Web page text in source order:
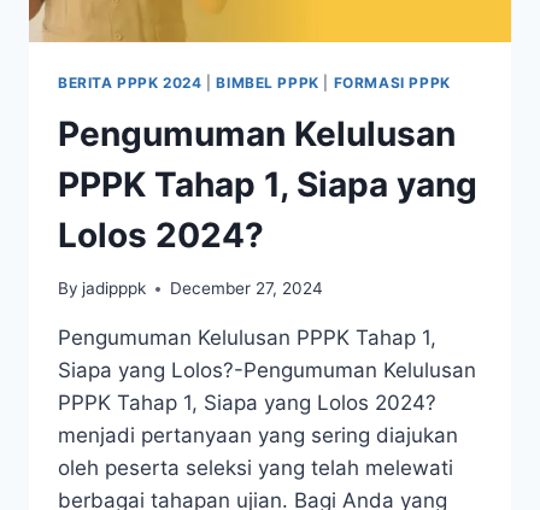
BERITA PPPK 2024 |BIMBEL PPPK FORMASI PPPK
Pengumuman Kelulusan
PPPK Tahap 1, Siapa yang
Lolos 2024?
By jadipppk December 27, 2024
Pengumuman Kelulusan PPPK Tahap 1,
Siapa yang Lolos?-Pengumuman Kelulusan
PPPK Tahap 1, Siapa yang Lolos 2024?
menjadi pertanyaan yang sering diajukan
oleh peserta seleksi yang telah melewati
berbagai tahapan ujian. Bagi Anda yang